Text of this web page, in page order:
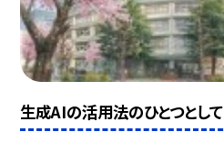
生成AIの活用法のひとつとして